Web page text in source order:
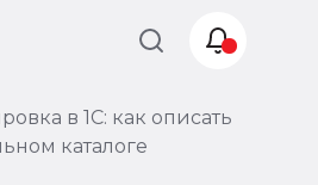
в 1С: как описать
каталоге